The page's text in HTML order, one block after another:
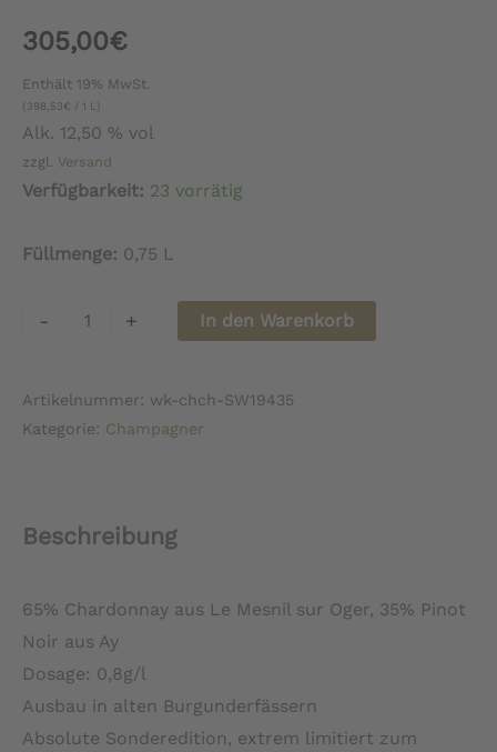
305,00€
Enthält 19% MwSt.
(398,53€ / 1 L)
Alk. 12,50 % vol
zzgl. Versand
Verfügbarkeit: 23 vorrätig
Füllmenge: 0,75 L
-
Champagne
Les
Lumières
2012
+ In den Warenkorb
Artikelnummer: wk-chch-SW19435
Kategorie: Champagner
Beschreibung
65% Chardonnay aus Le Mesnil sur Oger, 35% Pinot
Noir aus Ay
Dosage: 0,8g/l
Ausbau in alten Burgunderfässern
Absolute Sonderedition, extrem limitiert zum